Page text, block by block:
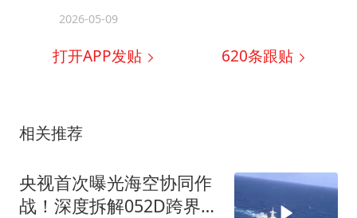
2026-05-09
打开APP发贴 620条跟贴
相关推荐
央视首次曝光海空协同作
战！深度拆解052D跨界指